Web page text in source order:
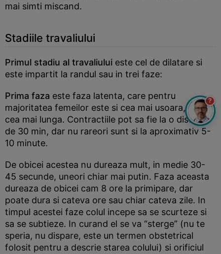
mai simti miscand.
Stadiile travaliului
Primul stadiu al travaliului este cel de dilatare si
este impartit la randul sau in trei faze:
Prima faza este faza latenta, care pentru
majoritatea femeilor este si cea mai usoara, dar si
cea mai lunga. Contractiile pot sa fie la o distanta
de 30 min, dar nu rareori sunt si la aproximativ 5-
10 minute.
De obicei acestea nu dureaza mult, in medie 30-
45 secunde, uneori chiar mai putin. Faza aceasta
dureaza de obicei cam 8 ore la primipare, dar
poate dura si cateva ore sau chiar cateva zile. In
timpul acestei faze colul incepe sa se scurteze si
sa se subtieze. In curand el se va “sterge” (nu te
speria, nu dispare, este un termen obstetrical
folosit pentru a descrie starea colului) si orificiul
?